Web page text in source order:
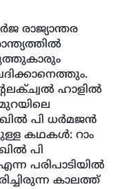
രാജ്യാന്തര
ഹാളില്‍
പി ധര്‍മജന്‍
കഥകള്‍: റാം
പി
പരിപാടിയില്‍
കാലത്ത്